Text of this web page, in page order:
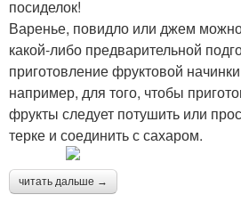
посиделок!
Варенье, повидло или джем
какой-либо предварительной
приготовление фруктовой
например, для того, чтобы
фрукты следует потушить или
терке и соединить с сахаром.
читать дальше →